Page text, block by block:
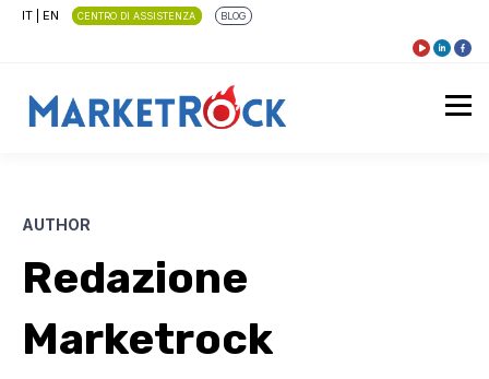
IT EN CENTRO DI ASSISTENZA BLOG
AUTHOR
Redazione
Marketrock